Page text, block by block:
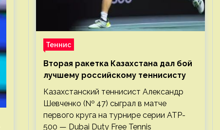
Теннис
Вторая ракетка Казахстана дал бой
лучшему российскому теннисисту
Казахстанский теннисист Александр
Шевченко (№ 47) сыграл в матче
первого круга на турнире серии ATP-
500 — Dubai Duty Free Tennis